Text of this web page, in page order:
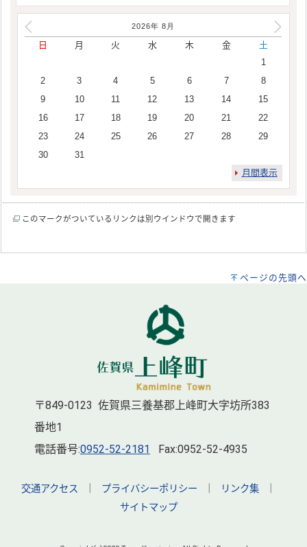
2026年 8 月
日 月 火 水 木 金
土
1
2
3 4 5 6 7
8
9
10 11 12 13 14
15
16
17 18 19 20 21
22
23
24 25 26 27 28
29
30
31
月間表示
このマークがついているリンクは別ウインドウで開きます
ページの先頭へ
〒849-0123 佐賀県三養基郡上峰町大字坊所383
番地1
電話番号:0952-52-2181 Fax:0952-52-4935
交通アクセス プライバシーポリシー リンク集
サイトマップ